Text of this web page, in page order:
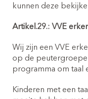
kunnen deze
Artikel.29.: VVE
Wij zijn een VVE
op de
programma om taal
Kinderen met een